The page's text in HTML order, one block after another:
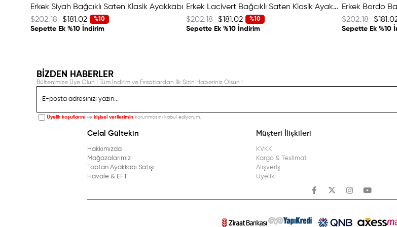
Erkek Siyah Bağcıklı Saten Klasik Ayakkabı
%10
$181.02
$202.18
Sepette Ek %10 İndirim
Erkek Lacivert Bağcıklı Saten Klasik Ayakkabı
%10
$181.02
$202.18
Sepette Ek %10 İndirim
$202.18
Sepette Ek %10
BİZDEN HABERLER
Bültenimize Üye Olun ! Tüm İndirim ve Fırsatlardan İlk Sizin Haberiniz Olsun !
Üyelik koşullarını ve kişisel verilerimin korunmasını kabul ediyorum.
Celal Gültekin
Hakkımızda
Mağazalarımız
Toptan Ayakkabı Satışı
Havale & EFT
Müşteri İlişkileri
KVKK
Kargo & Teslimat
Alışveriş
Üyelik